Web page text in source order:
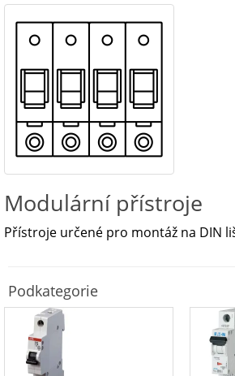
Modulární přístroje
Přístroje určené pro montáž na DIN
Podkategorie